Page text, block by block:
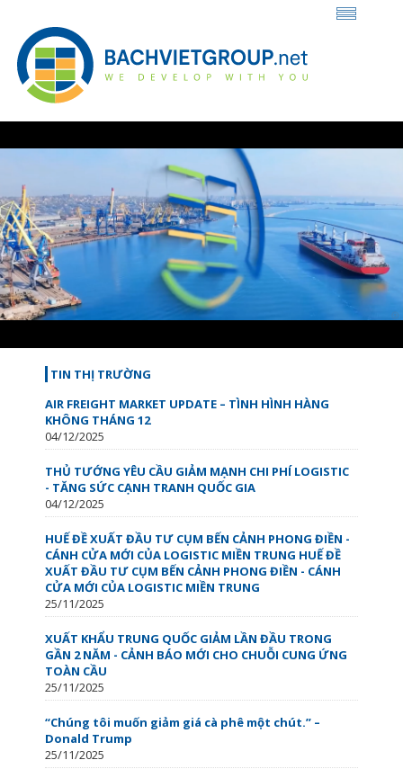
29.72%
TIN THỊ TRƯỜNG
AIR FREIGHT MARKET UPDATE – TÌNH HÌNH HÀNG
KHÔNG THÁNG 12
04/12/2025
THỦ TƯỚNG YÊU CẦU GIẢM MẠNH CHI PHÍ LOGISTIC
- TĂNG SỨC CẠNH TRANH QUỐC GIA
04/12/2025
HUẾ ĐỀ XUẤT ĐẦU TƯ CỤM BẾN CẢNH PHONG ĐIỀN -
CÁNH CỬA MỚI CỦA LOGISTIC MIỀN TRUNG HUẾ ĐỀ
XUẤT ĐẦU TƯ CỤM BẾN CẢNH PHONG ĐIỀN - CÁNH
CỬA MỚI CỦA LOGISTIC MIỀN TRUNG
25/11/2025
XUẤT KHẨU TRUNG QUỐC GIẢM LẦN ĐẦU TRONG
GẦN 2 NĂM - CẢNH BÁO MỚI CHO CHUỖI CUNG ỨNG
TOÀN CẦU
25/11/2025
“Chúng tôi muốn giảm giá cà phê một chút.” –
Donald Trump
25/11/2025